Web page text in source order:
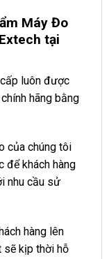
Máy Đo
tại
luôn được
hãng bằng
của chúng tôi
để khách hàng
nhu cầu sử
hàng lên
sẽ kịp thời hỗ